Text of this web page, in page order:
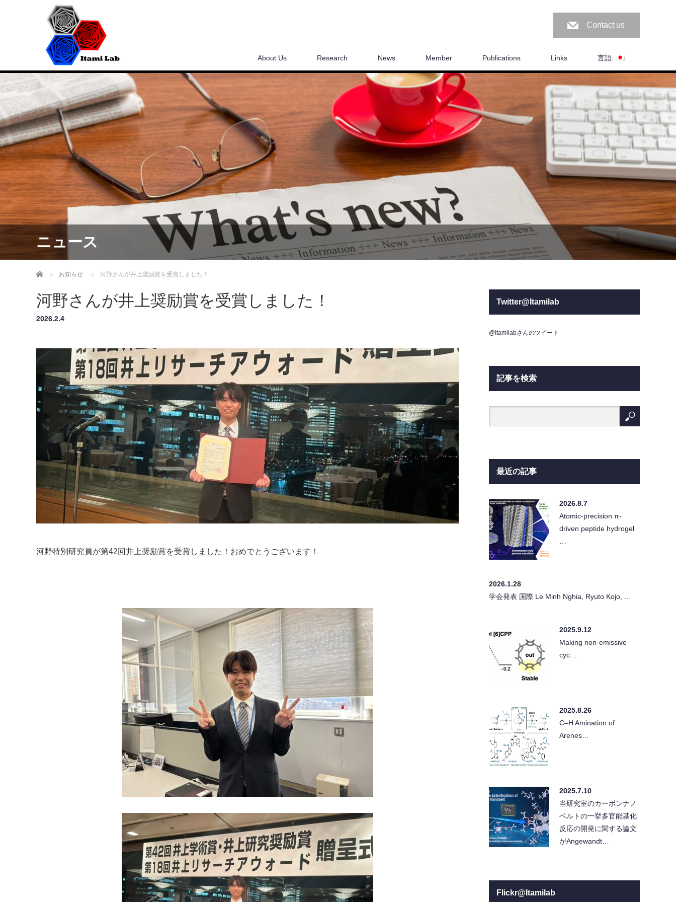
Contact us
About Us Research News Member Publications Links 言語:
ニュース
ホーム お知らせ 河野さんが井上奨励賞を受賞しました！
河野さんが井上奨励賞を受賞しました！
2026.2.4
河野特別研究員が第42回井上奨励賞を受賞しました！おめでとうございます！
Twitter@Itamilab
@Itamilabさんのツイート
記事を検索
最近の記事
2026.8.7
Atomic-precision π-
driven peptide hydrogel
2026.1.28
学会発表 国際 Le Minh Nghia, Ryuto Kojo, …
2025.9.12
Making non-emissive
cyc…
2025.8.26
C–H Amination of
Arenes…
2025.7.10
当研究室のカーボンナノ
ベルトの一挙多官能基化
反応の開発に関する論文
がAngewandt…
Flickr@Itamilab